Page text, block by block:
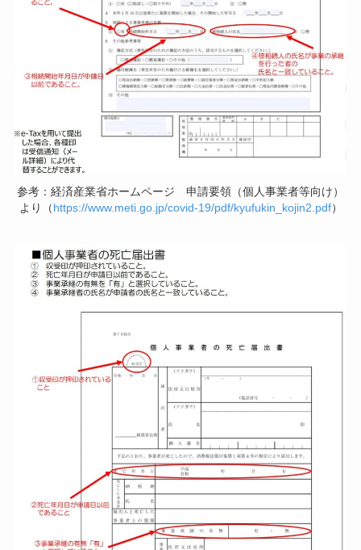
参考：経済産業省ホームページ 申請要領（個人事業者等向け）
より（https://www.meti.go.jp/covid-19/pdf/kyufukin_kojin2.pdf）